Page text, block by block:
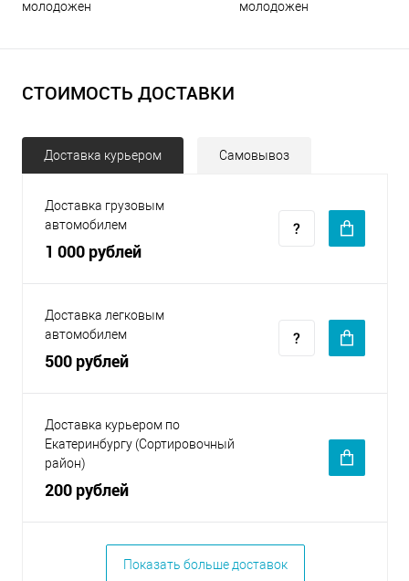
молодожен
молодожен
СТОИМОСТЬ ДОСТАВКИ
Доставка курьером Самовывоз
Доставка грузовым
автомобилем
1 000 рублей
Доставка легковым
автомобилем
500 рублей
Доставка курьером по
Екатеринбургу (Сортировочный
район)
200 рублей
Показать больше доставок